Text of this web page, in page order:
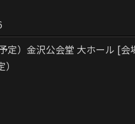
定）金沢公会堂 大ホール [会